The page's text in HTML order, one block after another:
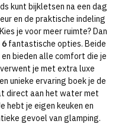
kunt bijkletsen na een dag
en de praktische indeling
je voor meer ruimte? Dan
6 fantastische opties. Beide
bieden alle comfort die je
je met extra luxe
unieke ervaring boek je de
direct aan het water met
hebt je eigen keuken en
gevoel van glamping.